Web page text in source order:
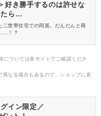
好き勝手するのは許せな
たら…
二世帯住宅での同居。だんだんと両
！？
ついては各サイトでご確認くださ
なる場合もあるので、ショップに直
イン限定／